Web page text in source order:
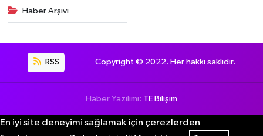
Haber Arşivi
RSS Copyright © 2022. Her hakkı saklıdır.
Haber Yazılımı: TE Bilişim
En iyi site deneyimi sağlamak için çerezlerden